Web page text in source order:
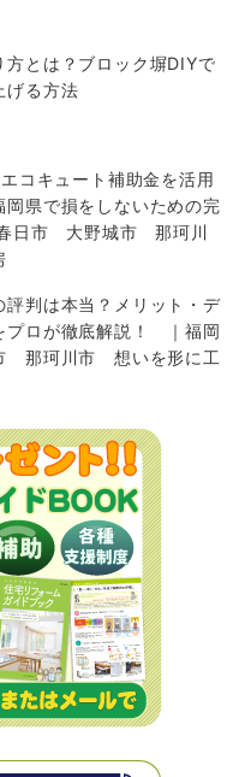
方とは？ブロック塀DIYで
げる方法
コキュート補助金を活用
岡県で損をしないための完
日市 大野城市 那珂川
評判は本当？メリット・デ
プロが徹底解説！ ｜福岡
那珂川市 想いを形に工